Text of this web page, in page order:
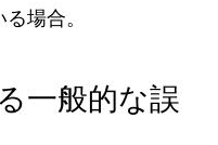
場合。
一般的な誤